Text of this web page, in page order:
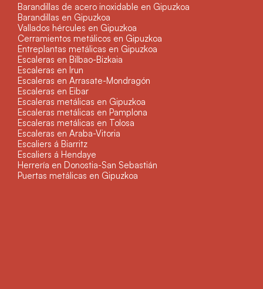
Barandillas de acero inoxidable en Gipuzkoa
Barandillas en Gipuzkoa
Vallados hércules en Gipuzkoa
Cerramientos metálicos en Gipuzkoa
Entreplantas metálicas en Gipuzkoa
Escaleras en Bilbao-Bizkaia
Escaleras en Irun
Escaleras en Arrasate-Mondragón
Escaleras en Eibar
Escaleras metálicas en Gipuzkoa
Escaleras metálicas en Pamplona
Escaleras metálicas en Tolosa
Escaleras en Araba-Vitoria
Escaliers á Biarritz
Escaliers á Hendaye
Herrería en Donostia-San Sebastián
Puertas metálicas en Gipuzkoa